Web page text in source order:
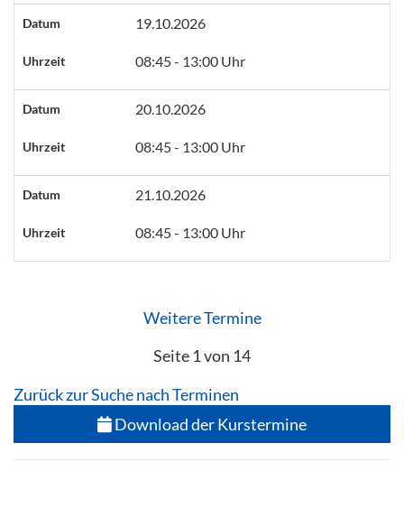
Datum 19.10.2026
Uhrzeit 08:45 - 13:00 Uhr
Datum 20.10.2026
Uhrzeit 08:45 - 13:00 Uhr
Datum 21.10.2026
Uhrzeit 08:45 - 13:00 Uhr
Weitere Termine
Seite 1 von 14
Zurück zur Suche nach Terminen
Download der Kurstermine